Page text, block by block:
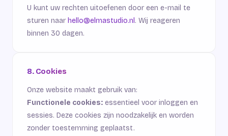
U kunt uw rechten uitoefenen door een e-mail te
sturen naar hello@elmastudio.nl . Wij reageren
binnen 30 dagen.
8. Cookies
Onze website maakt gebruik van:
Functionele cookies: essentieel voor inloggen en
sessies. Deze cookies zijn noodzakelijk en worden
zonder toestemming geplaatst.